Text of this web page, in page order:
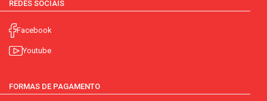
REDES SOCIAIS
Facebook
Youtube
FORMAS DE PAGAMENTO